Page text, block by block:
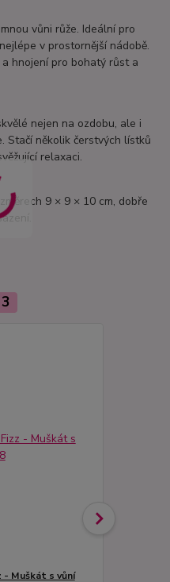
vůni růže. Ideální pro
v prostornější nádobě.
hnojení pro bohatý růst a
nejen na ozdobu, ale i
Stačí několik čerstvých lístků
relaxaci.
9 × 9 × 10 cm, dobře
3
- Muškát s vůní